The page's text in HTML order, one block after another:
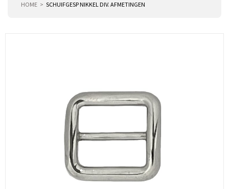
HOME SCHUIFGESP NIKKEL DIV. AFMETINGEN